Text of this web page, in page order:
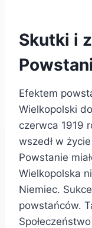
Skutki i
Efektem
Wielkopolski
czerwca 1919
wszedł w
Powstanie
Wielkopolska
Niemiec.
powstańców.